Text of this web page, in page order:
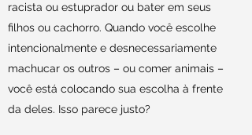
racista ou estuprador ou bater em seus
filhos ou cachorro. Quando você escolhe
intencionalmente e desnecessariamente
machucar os outros – ou comer animais –
você está colocando sua escolha à frente
da deles. Isso parece justo?